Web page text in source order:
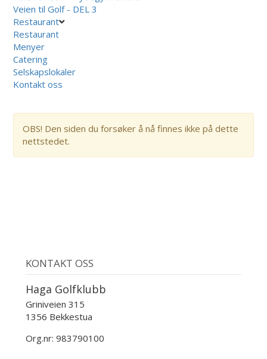
Veien til Golf - DEL 3
Restaurant
Restaurant
Menyer
Catering
Selskapslokaler
Kontakt oss
OBS! Den siden du forsøker å nå finnes ikke på dette
nettstedet.
KONTAKT OSS
Haga Golfklubb
Griniveien 315
1356 Bekkestua
Org.nr: 983790100